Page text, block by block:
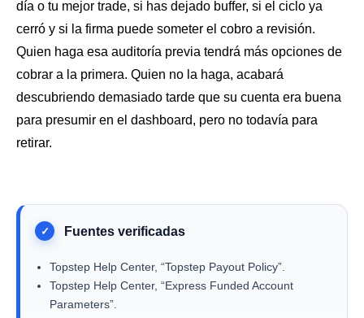
día o tu mejor trade, si has dejado buffer, si el ciclo ya
cerró y si la firma puede someter el cobro a revisión.
Quien haga esa auditoría previa tendrá más opciones de
cobrar a la primera. Quien no la haga, acabará
descubriendo demasiado tarde que su cuenta era buena
para presumir en el dashboard, pero no todavía para
retirar.
Topstep Help Center, “Topstep Payout Policy”.
Topstep Help Center, “Express Funded Account
Parameters”.